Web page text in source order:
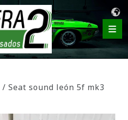
/ Seat sound león 5f mk3